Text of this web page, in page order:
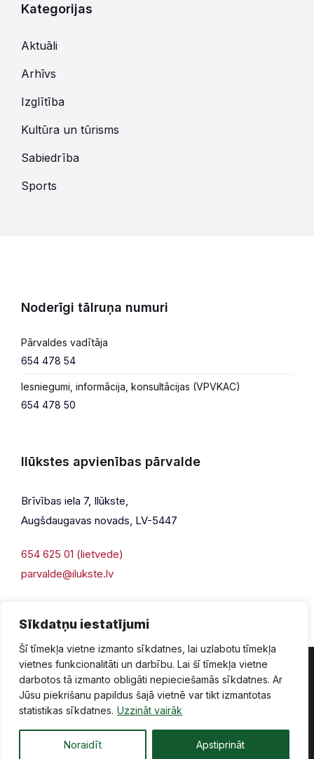
Sīkdatņu iestatījumi
Šī tīmekļa vietne izmanto sīkdatnes, lai uzlabotu tīmekļa
vietnes funkcionalitāti un darbību. Lai šī tīmekļa vietne
darbotos tā izmanto obligāti nepieciešamās sīkdatnes. Ar
Jūsu piekrišanu papildus šajā vietnē var tikt izmantotas
statistikas sīkdatnes. Uzzināt vairāk
Noraidīt Apstiprināt
Kategorijas
Aktuāli
Arhīvs
Izglītība
Kultūra un tūrisms
Sabiedrība
Sports
Noderīgi tālruņa numuri
Pārvaldes vadītāja
654 478 54
Iesniegumi, informācija, konsultācijas (VPVKAC)
654 478 50
Ilūkstes apvienības pārvalde
Brīvības iela 7, Ilūkste,
Augšdaugavas novads, LV-5447
654 625 01 (lietvede)
parvalde@ilukste.lv
Privātuma politika Piekļūstamība
Lapas karte
© 2026 Ilūkste, publicētā satura visas tiesības aizsargātas.